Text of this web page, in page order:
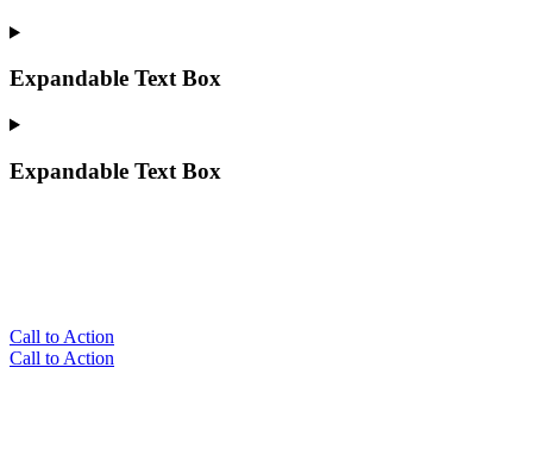
Expandable Text Box
Expandable Text Box
Call to Action
Call to Action